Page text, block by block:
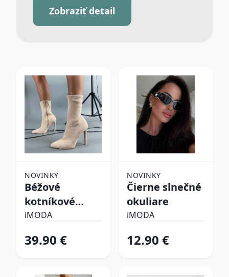
Zobraziť detail
NOVINKY
Béžové
kotníkové
čižmy
iMODA
39.90 €
NOVINKY
Čierne slnečné
okuliare
iMODA
12.90 €